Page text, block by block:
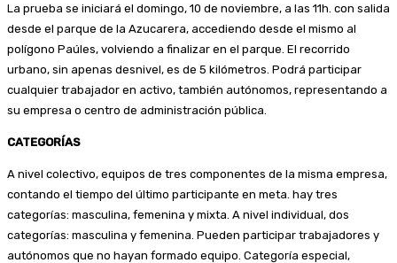
La prueba se iniciará el domingo, 10 de noviembre, a las 11h. con salida
desde el parque de la Azucarera, accediendo desde el mismo al
polígono Paúles, volviendo a finalizar en el parque. El recorrido
urbano, sin apenas desnivel, es de 5 kilómetros. Podrá participar
cualquier trabajador en activo, también autónomos, representando a
su empresa o centro de administración pública.
CATEGORÍAS
A nivel colectivo, equipos de tres componentes de la misma empresa,
contando el tiempo del último participante en meta. hay tres
categorías: masculina, femenina y mixta. A nivel individual, dos
categorías: masculina y femenina. Pueden participar trabajadores y
autónomos que no hayan formado equipo. Categoría especial,